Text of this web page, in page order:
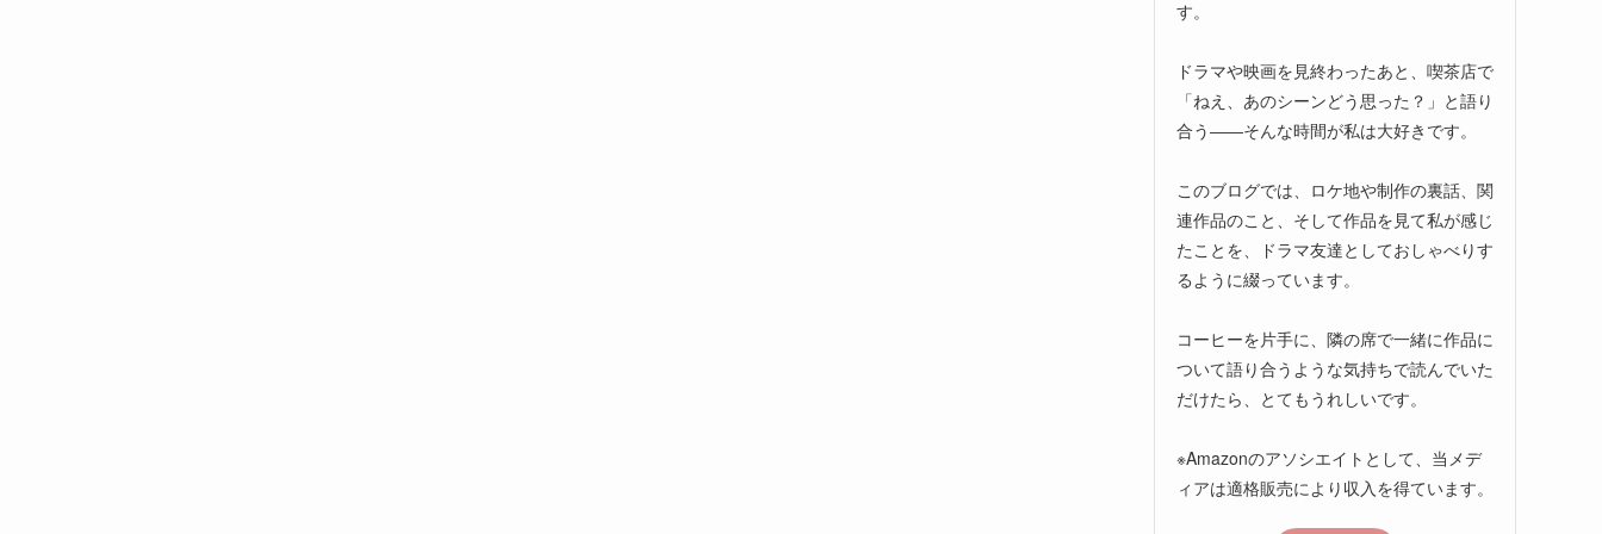
す。
ドラマや映画を見終わったあと、喫茶店で
「ねえ、あのシーンどう思った？」と語り
合う――そんな時間が私は大好きです。
このブログでは、ロケ地や制作の裏話、関
連作品のこと、そして作品を見て私が感じ
たことを、ドラマ友達としておしゃべりす
るように綴っています。
コーヒーを片手に、隣の席で一緒に作品に
ついて語り合うような気持ちで読んでいた
だけたら、とてもうれしいです。
※Amazonのアソシエイトとして、当メデ
ィアは適格販売により収入を得ています。